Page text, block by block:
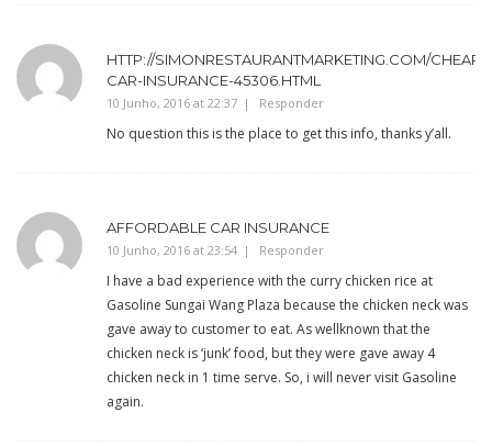
HTTP://SIMONRESTAURANTMARKETING.COM/CHEAP-
CAR-INSURANCE-45306.HTML
10 Junho, 2016 at 22:37 Responder
No question this is the place to get this info, thanks y’all.
AFFORDABLE CAR INSURANCE
10 Junho, 2016 at 23:54 Responder
I have a bad experience with the curry chicken rice at
Gasoline Sungai Wang Plaza because the chicken neck was
gave away to customer to eat. As wellknown that the
chicken neck is ‘junk’ food, but they were gave away 4
chicken neck in 1 time serve. So, i will never visit Gasoline
again.